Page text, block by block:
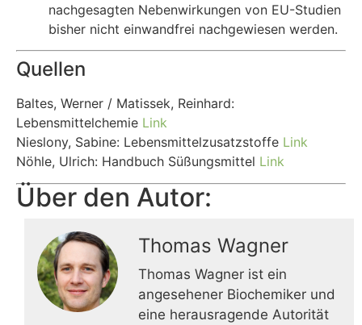
nachgesagten Nebenwirkungen von EU-Studien
bisher nicht einwandfrei nachgewiesen werden.
Quellen
Baltes, Werner / Matissek, Reinhard:
Lebensmittelchemie Link
Nieslony, Sabine: Lebensmittelzusatzstoffe Link
Nöhle, Ulrich: Handbuch Süßungsmittel Link
Über den Autor:
Thomas Wagner
Thomas Wagner ist ein
angesehener Biochemiker und
eine herausragende Autorität